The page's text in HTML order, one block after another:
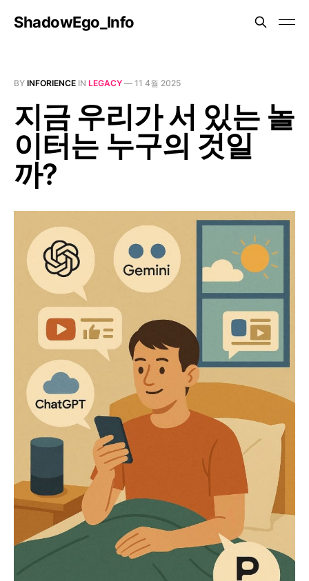
ShadowEgo_Info
BY INFORIENCE IN LEGACY — 11 4월 2025
지금 우리가 서 있는 놀
이터는 누구의 것일
까?